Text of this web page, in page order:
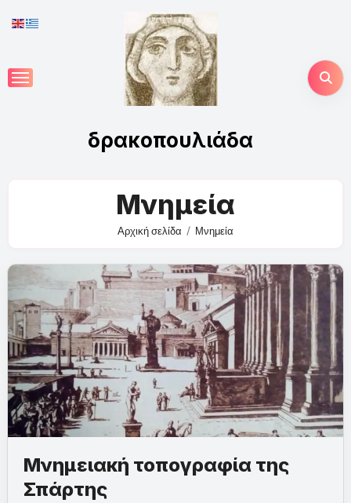
to
δρακοπουλιάδα
Μνημεία
Αρχική σελίδα Μνημεία
Μνημειακή τοπογραφία της
Σπάρτης